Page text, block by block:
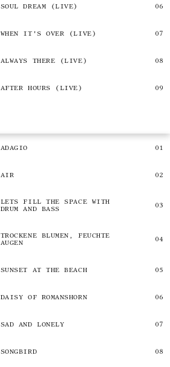
SOUL DREAM (LIVE)
WHEN IT'S OVER (LIVE)
ALWAYS THERE (LIVE)
AFTER HOURS (LIVE)
ADAGIO
AIR
LETS FILL THE SPACE WITH
DRUM AND BASS
TROCKENE BLUMEN, FEUCHTE
AUGEN
SUNSET AT THE BEACH
DAISY OF ROMANSHORN
SAD AND LONELY
SONGBIRD